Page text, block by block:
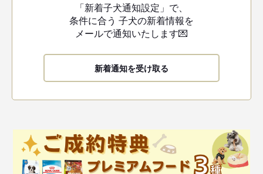
「新着子犬通知設定」で、
条件に合う 子犬の新着情報を
メールで通知いたします💌
新着通知を受け取る